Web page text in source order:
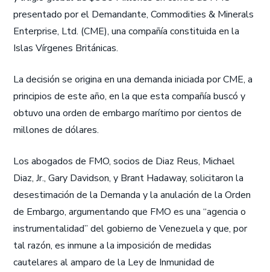
presentado por el Demandante, Commodities & Minerals
Enterprise, Ltd. (CME), una compañía constituida en la
Islas Vírgenes Británicas.
La decisión se origina en una demanda iniciada por CME, a
principios de este año, en la que esta compañía buscó y
obtuvo una orden de embargo marítimo por cientos de
millones de dólares.
Los abogados de FMO, socios de Diaz Reus, Michael
Diaz, Jr., Gary Davidson, y Brant Hadaway, solicitaron la
desestimación de la Demanda y la anulación de la Orden
de Embargo, argumentando que FMO es una “agencia o
instrumentalidad” del gobierno de Venezuela y que, por
tal razón, es inmune a la imposición de medidas
cautelares al amparo de la Ley de Inmunidad de